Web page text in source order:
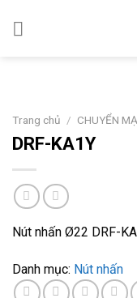
Trang chủ / CHUYỂN
DRF-KA1Y
Nút nhấn Ø22 DRF-
Danh mục: Nút nhấn